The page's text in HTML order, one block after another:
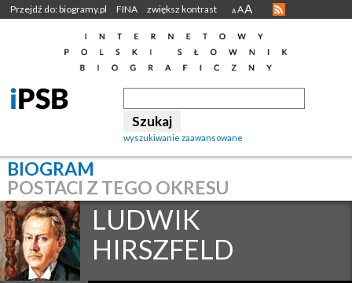
Przejdź do: biogramy.pl FINA zwiększ kontrast A AA
wyszukiwanie zaawansowane
BIOGRAM
POSTACI Z TEGO OKRESU
LUDWIK
HIRSZFELD